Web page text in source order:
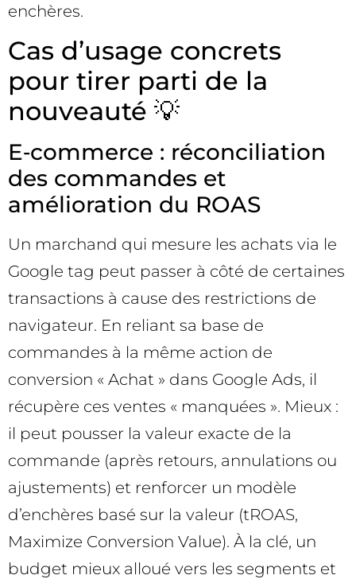
enchères.
Cas d’usage concrets
pour tirer parti de la
nouveauté 💡
E‑commerce : réconciliation
des commandes et
amélioration du ROAS
Un marchand qui mesure les achats via le
Google tag peut passer à côté de certaines
transactions à cause des restrictions de
navigateur. En reliant sa base de
commandes à la même action de
conversion « Achat » dans Google Ads, il
récupère ces ventes « manquées ». Mieux :
il peut pousser la valeur exacte de la
commande (après retours, annulations ou
ajustements) et renforcer un modèle
d’enchères basé sur la valeur (tROAS,
Maximize Conversion Value). À la clé, un
budget mieux alloué vers les segments et